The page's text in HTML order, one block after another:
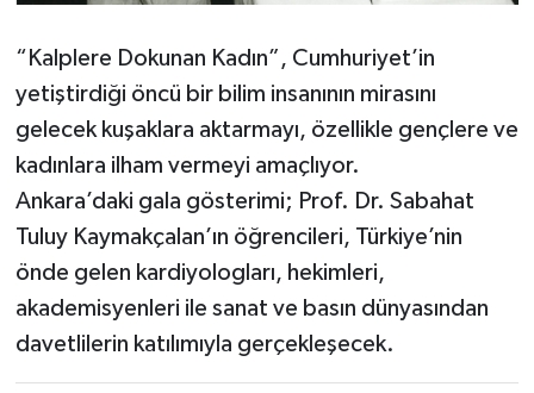
“Kalplere Dokunan Kadın”, Cumhuriyet’in
yetiştirdiği öncü bir bilim insanının mirasını
gelecek kuşaklara aktarmayı, özellikle gençlere ve
kadınlara ilham vermeyi amaçlıyor.
Ankara’daki gala gösterimi; Prof. Dr. Sabahat
Tuluy Kaymakçalan’ın öğrencileri, Türkiye’nin
önde gelen kardiyologları, hekimleri,
akademisyenleri ile sanat ve basın dünyasından
davetlilerin katılımıyla gerçekleşecek.